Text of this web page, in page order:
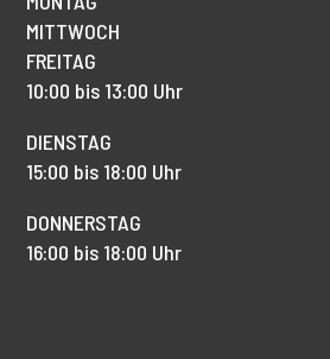
MITTWOCH
FREITAG
10:00 bis 13:00 Uhr
DIENSTAG
15:00 bis 18:00 Uhr
DONNERSTAG
16:00 bis 18:00 Uhr